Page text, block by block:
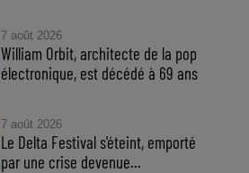
7 août 2026
William Orbit, architecte de la pop
électronique, est décédé à 69 ans
7 août 2026
Le Delta Festival s'éteint, emporté
par une crise devenue...